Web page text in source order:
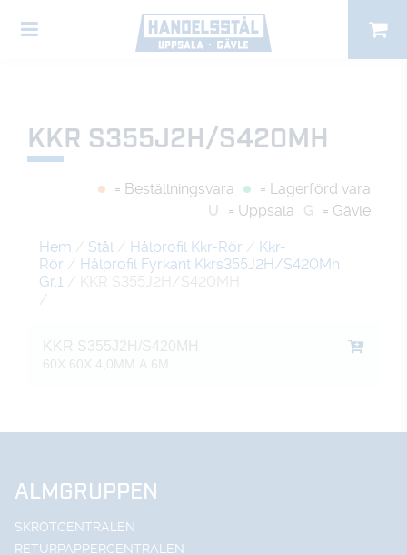
KKR S355J2H/S420MH
= Beställningsvara
= Lagerförd vara
U
= Uppsala G = Gävle
Hem / Stål / Hålprofil Kkr-Rör / Kkr-
Rör / Hålprofil Fyrkant Kkrs355J2H/S420Mh
Gr.1 / KKR S355J2H/S420MH
/
KKR S355J2H/S420MH
60X 60X 4,0MM A 6M
ALMGRUPPEN
SKROTCENTRALEN
RETURPAPPERCENTRALEN